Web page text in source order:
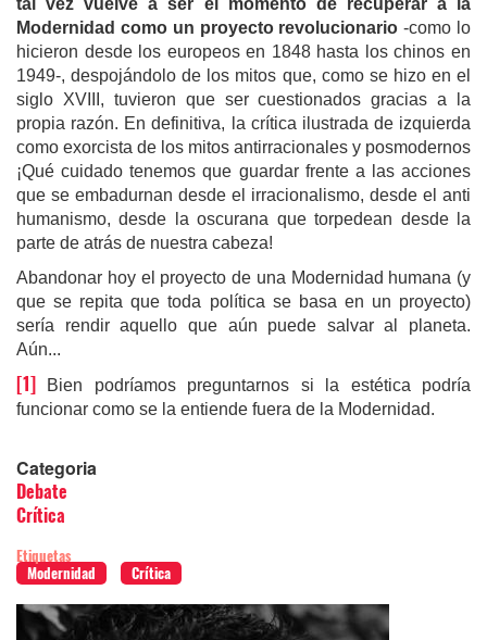
tal vez vuelve a ser el momento de recuperar a la
Modernidad como un proyecto revolucionario -como lo
hicieron desde los europeos en 1848 hasta los chinos en
1949-, despojándolo de los mitos que, como se hizo en el
siglo XVIII, tuvieron que ser cuestionados gracias a la
propia razón. En definitiva, la crítica ilustrada de izquierda
como exorcista de los mitos antirracionales y posmodernos
¡Qué cuidado tenemos que guardar frente a las acciones
que se embadurnan desde el irracionalismo, desde el anti
humanismo, desde la oscurana que torpedean desde la
parte de atrás de nuestra cabeza!
Abandonar hoy el proyecto de una Modernidad humana (y
que se repita que toda política se basa en un proyecto)
sería rendir aquello que aún puede salvar al planeta.
Aún...
[1]
Bien podríamos preguntarnos si la estética podría
funcionar como se la entiende fuera de la Modernidad.
Categoria
Debate
Crítica
Etiquetas
Modernidad
Crítica